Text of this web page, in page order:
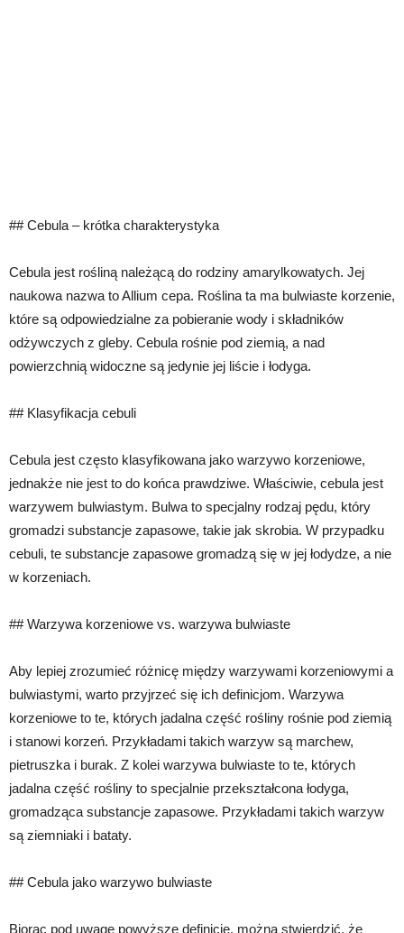
## Cebula – krótka charakterystyka
Cebula jest rośliną należącą do rodziny amarylkowatych. Jej
naukowa nazwa to Allium cepa. Roślina ta ma bulwiaste korzenie,
które są odpowiedzialne za pobieranie wody i składników
odżywczych z gleby. Cebula rośnie pod ziemią, a nad
powierzchnią widoczne są jedynie jej liście i łodyga.
## Klasyfikacja cebuli
Cebula jest często klasyfikowana jako warzywo korzeniowe,
jednakże nie jest to do końca prawdziwe. Właściwie, cebula jest
warzywem bulwiastym. Bulwa to specjalny rodzaj pędu, który
gromadzi substancje zapasowe, takie jak skrobia. W przypadku
cebuli, te substancje zapasowe gromadzą się w jej łodydze, a nie
w korzeniach.
## Warzywa korzeniowe vs. warzywa bulwiaste
Aby lepiej zrozumieć różnicę między warzywami korzeniowymi a
bulwiastymi, warto przyjrzeć się ich definicjom. Warzywa
korzeniowe to te, których jadalna część rośliny rośnie pod ziemią
i stanowi korzeń. Przykładami takich warzyw są marchew,
pietruszka i burak. Z kolei warzywa bulwiaste to te, których
jadalna część rośliny to specjalnie przekształcona łodyga,
gromadząca substancje zapasowe. Przykładami takich warzyw
są ziemniaki i bataty.
## Cebula jako warzywo bulwiaste
Biorąc pod uwagę powyższe definicje, można stwierdzić, że